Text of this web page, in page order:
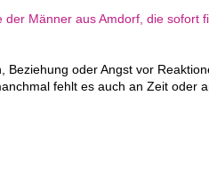
der Männer aus Amdorf, die sofort
Beziehung oder Angst vor
fehlt es auch an Zeit oder